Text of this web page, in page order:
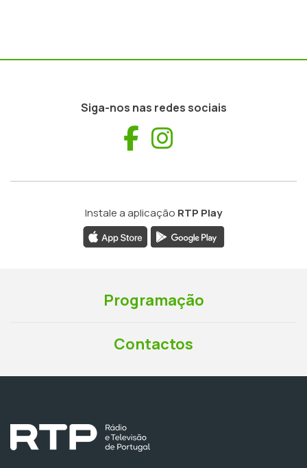
Siga-nos nas redes sociais
Facebook
Instale a aplicação RTP Play
Programação
Contactos